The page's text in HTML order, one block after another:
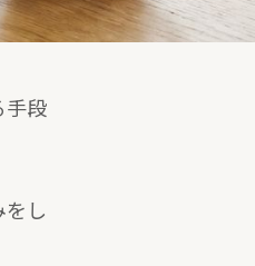
手段
し